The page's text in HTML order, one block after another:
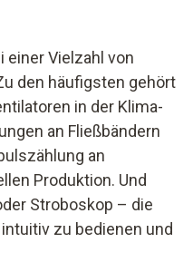
einer Vielzahl von
den häufigsten gehört
in der Klima-
an Fließbändern
an
Produktion. Und
Stroboskop – die
zu bedienen und